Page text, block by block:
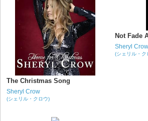
The Christmas Song
Sheryl Crow
(シェリル・クロウ)
Not Fade
Sheryl Crow
(シェリル・ク